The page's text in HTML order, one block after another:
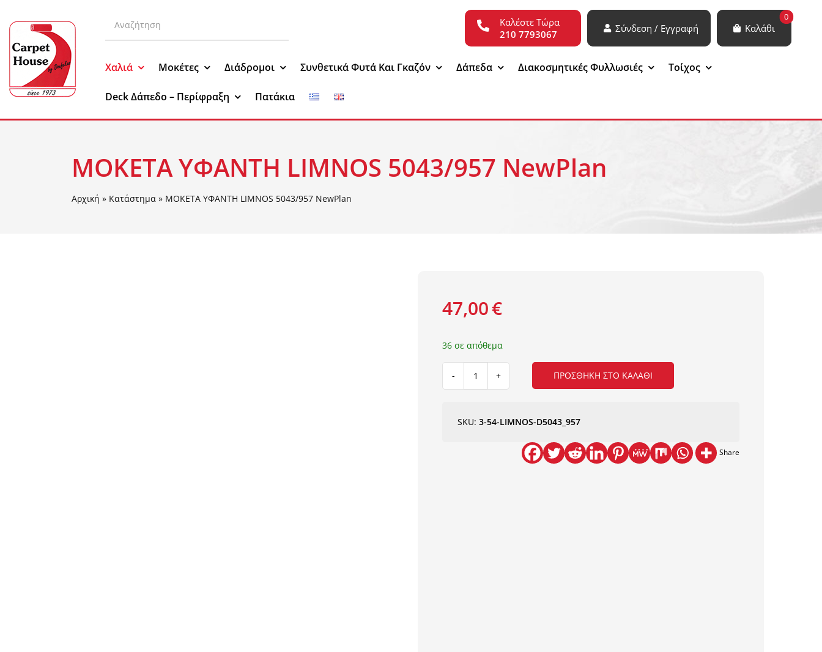
περιεχόμενο
για:
Καλέστε Τώρα
210 7793067
Σύνδεση / Εγγραφή Καλάθι
0
Χαλιά Μοκέτες Διάδρομοι Συνθετικά Φυτά Και Γκαζόν Δάπεδα Διακοσμητικές Φυλλωσιές Τοίχος
Deck Δάπεδο – Περίφραξη Πατάκια
ΜΟΚΕΤΑ ΥΦΑΝΤΗ LIMNOS 5043/957 NewPlan
Αρχική » Κατάστημα » ΜΟΚΕΤΑ ΥΦΑΝΤΗ LIMNOS 5043/957 NewPlan
47,00€
36 σε απόθεμα
ΜΟΚΕΤΑ
5043/957
ΠΡΟΣΘΉΚΗ ΣΤΟ ΚΑΛΆΘΙ
SKU:3-54-LIMNOS-D5043_957
Share